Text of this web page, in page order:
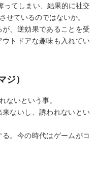
ってしまい、結果的に社交
せているのではないか。
、逆効果であることを受
トドアな趣味も入れてい
ジ）
ないという事。
ないし、誘われないとい
。今の時代はゲームがコ